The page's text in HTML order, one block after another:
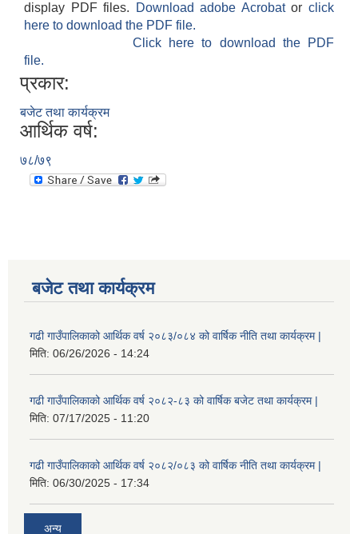
display PDF files.
Download adobe Acrobatorclick
here to download the PDF file.
Click here to download the PDF
file.
प्रकार:
बजेट तथा कार्यक्रम
आर्थिक वर्ष:
७८/७९
बजेट तथा कार्यक्रम
गढी गाउँपालिकाको आर्थिक वर्ष २०८३/०८४ को वार्षिक नीति तथा कार्यक्रम |
मिति: 06/26/2026 - 14:24
गढी गाउँपालिकाको आर्थिक वर्ष २०८२-८३ को वार्षिक बजेट तथा कार्यक्रम |
मिति: 07/17/2025 - 11:20
गढी गाउँपालिकाको आर्थिक वर्ष २०८२/०८३ को वार्षिक नीति तथा कार्यक्रम |
मिति: 06/30/2025 - 17:34
अन्य